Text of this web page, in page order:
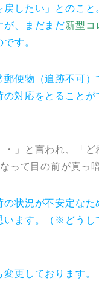
したい」とのこ
が、まだまだ新型コ
す。
便物（追跡不可
対応をとること
」と言われ、「
って目の前が真っ
の状況が不安定な
ます。（※どうし
更しております。